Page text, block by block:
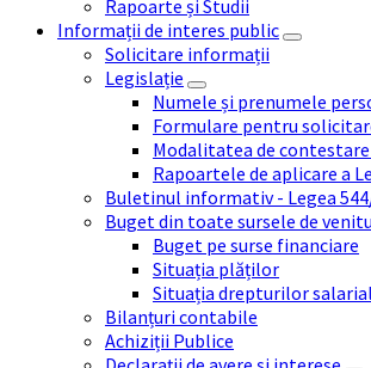
Rapoarte și Studii
Informații de interes public
Solicitare informații
Legislație
Numele și prenumele
Formulare pentru
Modalitatea de
Rapoartele de aplicare a
Buletinul informativ - Legea
Buget din toate sursele de
Buget pe surse financiare
Situația plăților
Situația drepturilor
Bilanțuri contabile
Achiziții Publice